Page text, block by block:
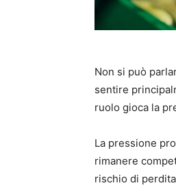
Non si può
sentire
ruolo gioca la
La pressione
rimanere
rischio di